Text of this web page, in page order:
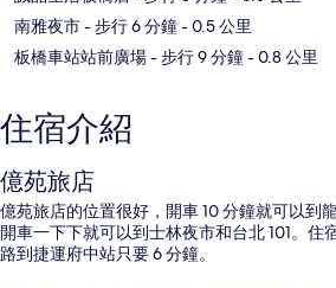
南雅夜市- 步行 6 分鐘- 0.5 公里
板橋車站站前廣場- 步行 9 分鐘- 0.8 公里
住宿介紹
億苑旅店
億苑旅店的位置很好，開車 10 分鐘就可以到
開車一下下就可以到士林夜市和台北 101。住
路到捷運府中站只要 6 分鐘。